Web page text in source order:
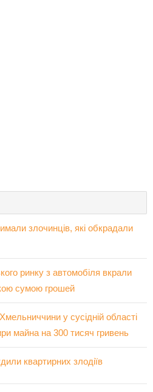
злочинців, які обкрадали
ринку з автомобіля вкрали
сумою грошей
у сусідній області
майна на 300 тисяч гривень
квартирних злодіїв